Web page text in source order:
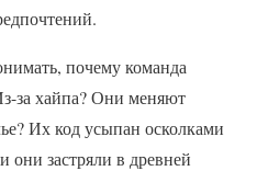
почему команда
за хайпа? Они меняют
Их код усыпан осколками
они застряли в древней